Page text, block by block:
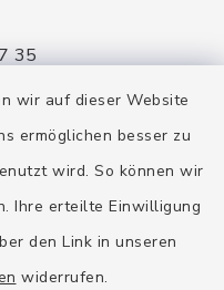
wir auf dieser Website
ermöglichen besser zu
wird. So können wir
Ihre erteilte Einwilligung
den Link in unseren
widerrufen.
35
eG
09